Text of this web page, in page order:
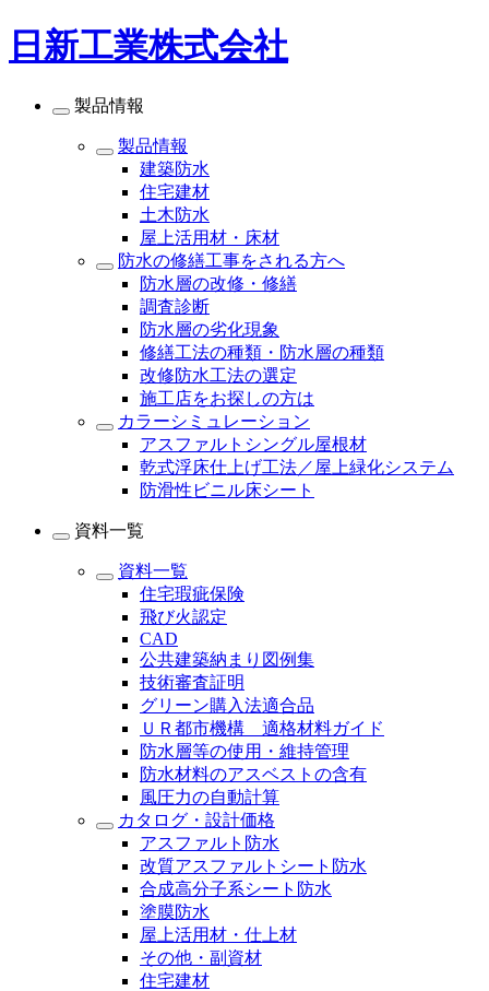
日新工業株式会社
製品情報
製品情報
建築防水
住宅建材
土木防水
屋上活用材・床材
防水の修繕工事をされる方へ
防水層の改修・修繕
調査診断
防水層の劣化現象
修繕工法の種類・防水層の種類
改修防水工法の選定
施工店をお探しの方は
カラーシミュレーション
アスファルトシングル屋根材
乾式浮床仕上げ工法／屋上緑化システム
防滑性ビニル床シート
資料一覧
資料一覧
住宅瑕疵保険
飛び火認定
CAD
公共建築納まり図例集
技術審査証明
グリーン購入法適合品
ＵＲ都市機構 適格材料ガイド
防水層等の使用・維持管理
防水材料のアスベストの含有
風圧力の自動計算
カタログ・設計価格
アスファルト防水
改質アスファルトシート防水
合成高分子系シート防水
塗膜防水
屋上活用材・仕上材
その他・副資材
住宅建材